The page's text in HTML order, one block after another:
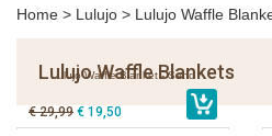
Home > Lulujo > Lulujo Waffle
Lulujo Waffle Blankets
Lulujo Waffle Blanket - Sand
€ 29,99 € 19,50